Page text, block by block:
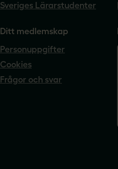
Sveriges Lärarstudenter
Ditt medlemskap
Personuppgifter
Cookies
Frågor och svar